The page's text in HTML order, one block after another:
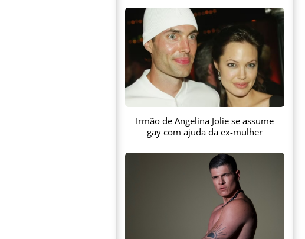
Irmão de Angelina Jolie se assume
gay com ajuda da ex-mulher